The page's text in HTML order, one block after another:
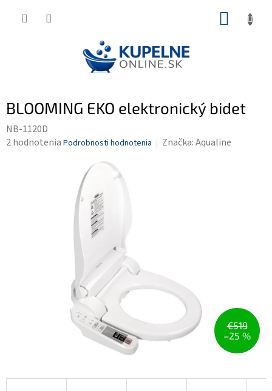
BLOOMING EKO elektronický bidet
NB-1120D
Priemerné
2 hodnotenia Podrobnosti hodnotenia Značka:Aqualine
€519
–25 %